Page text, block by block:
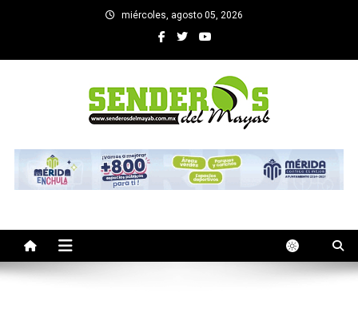
miércoles, agosto 05, 2026
SENDEROS DEL MAYAB